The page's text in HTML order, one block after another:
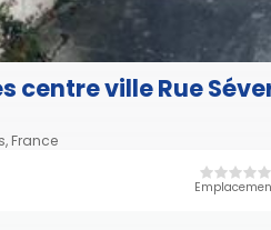
centre ville Rue
France